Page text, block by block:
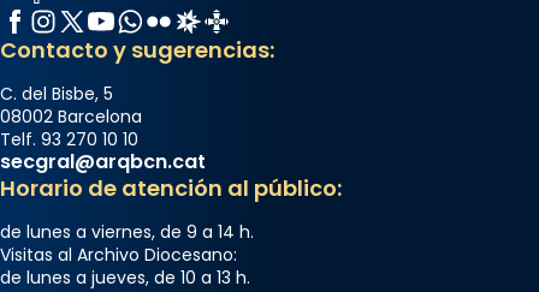
Facebook
Instagram
X / Twitter
YouTube
WhatsApp
FlickrRadio Estel
Catalunya Cristiana
Contacto y sugerencias:
C. del Bisbe, 5
08002 Barcelona
Telf. 93 270 10 10
secgral@arqbcn.cat
Horario de atención al público:
de lunes a viernes, de 9 a 14 h.
Visitas al Archivo Diocesano:
de lunes a jueves, de 10 a 13 h.